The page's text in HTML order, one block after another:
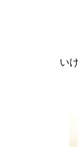
い